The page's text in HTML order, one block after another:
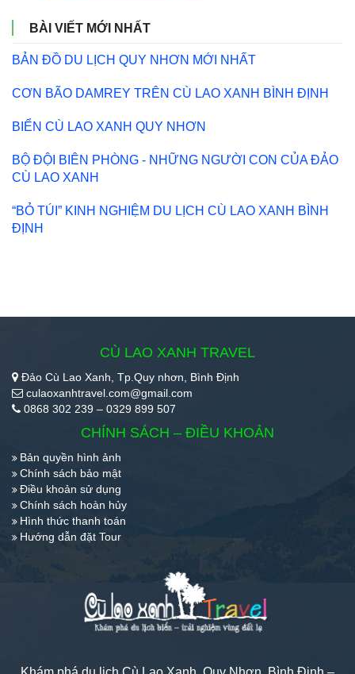
BÀI VIẾT MỚI NHẤT
BẢN ĐỒ DU LỊCH QUY NHƠN MỚI NHẤT
CƠN BÃO DAMREY TRÊN CÙ LAO XANH BÌNH ĐỊNH
BIỂN CÙ LAO XANH QUY NHƠN
BỘ ĐỘI BIÊN PHÒNG - NHỮNG NGƯỜI CON CỦA ĐẢO
CÙ LAO XANH
“BỎ TÚI” KINH NGHIỆM DU LỊCH CÙ LAO XANH BÌNH
ĐỊNH
CÙ LAO XANH TRAVEL
Đảo Cù Lao Xanh, Tp.Quy nhơn, Bình Định
culaoxanhtravel.com@gmail.com
0868 302 239 – 0329 899 507
CHÍNH SÁCH – ĐIỀU KHOẢN
Bản quyền hình ảnh
Chính sách bảo mật
Điều khoản sử dụng
Chính sách hoàn hủy
Hình thức thanh toán
Hướng dẫn đặt Tour